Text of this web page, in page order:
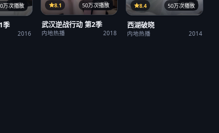
21集
万次播放
季
2016
31集
8.1 50万次播放
武汉逆战行动 第2季
内地热播 2018
36集
8.4 50万次播放
西湖破晓
内地热播 2014